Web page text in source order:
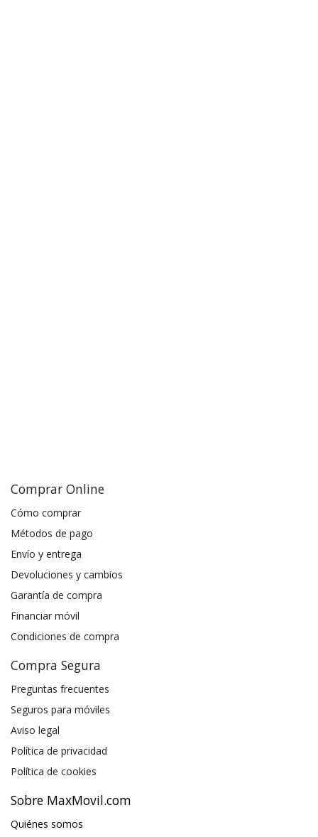
Comprar Online
Cómo comprar
Métodos de pago
Envío y entrega
Devoluciones y cambios
Garantía de compra
Financiar móvil
Condiciones de compra
Compra Segura
Preguntas frecuentes
Seguros para móviles
Aviso legal
Política de privacidad
Política de cookies
Sobre MaxMovil.com
Quiénes somos